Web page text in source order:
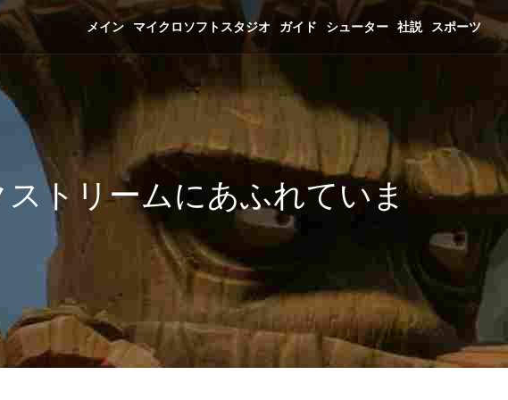
メイン マイクロソフトスタジオ ガイド シューター 社説 スポーツ
トリームにあふれていま